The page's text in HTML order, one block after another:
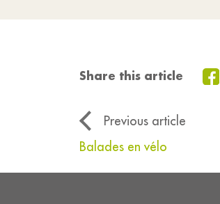
Share this article
Previous article
Balades en vélo